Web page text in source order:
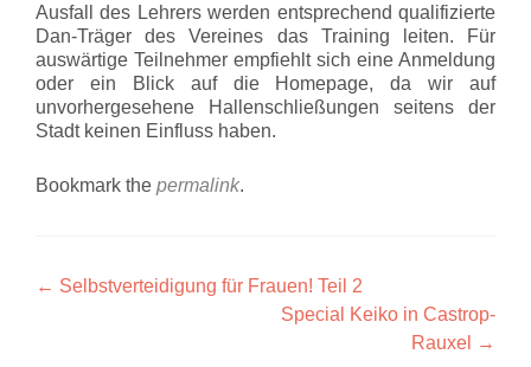
Ausfall des Lehrers werden entsprechend qualifizierte
Dan-Träger des Vereines das Training leiten. Für
auswärtige Teilnehmer empfiehlt sich eine Anmeldung
oder ein Blick auf die Homepage, da wir auf
unvorhergesehene Hallenschließungen seitens der
Stadt keinen Einfluss haben.
Bookmark the permalink.
Artikel-
← Selbstverteidigung für Frauen! Teil 2
Special Keiko in Castrop-
Rauxel
→